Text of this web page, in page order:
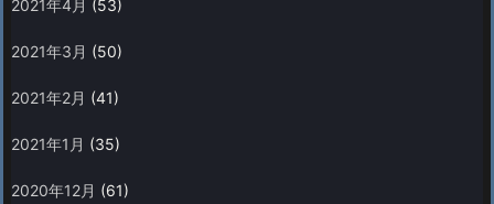
2021年4月 (53)
2021年3月 (50)
2021年2月 (41)
2021年1月 (35)
2020年12月 (61)